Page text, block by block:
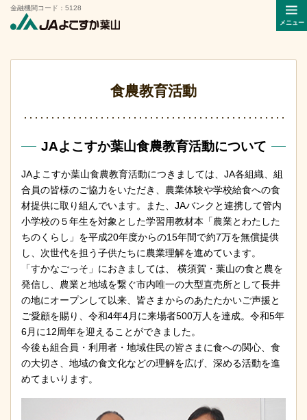
金融機関コード：5128
メニュー
食農教育活動
JAよこすか葉山食農教育活動について
JAよこすか葉山食農教育活動につきましては、JA各組織、組
合員の皆様のご協力をいただき、農業体験や学校給食への食
材提供に取り組んでいます。また、JAバンクと連携して管内
小学校の５年生を対象とした学習用教材本「農業とわたした
ちのくらし」を平成20年度からの15年間で約7万を無償提供
し、次世代を担う子供たちに農業理解を進めています。
「すかなごっそ」におきましては、 横須賀・葉山の食と農を
発信し、農業と地域を繋ぐ市内唯一の大型直売所として長井
の地にオープンして以来、皆さまからのあたたかいご声援と
ご愛顧を賜り、令和4年4月に来場者500万人を達成。令和5年
6月に12周年を迎えることができました。
今後も組合員・利用者・地域住民の皆さまに食への関心、食
の大切さ、地域の食文化などの理解を広げ、深める活動を進
めてまいります。